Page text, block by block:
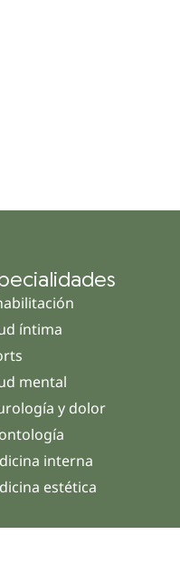
íntima
mental
y dolor
interna
estética